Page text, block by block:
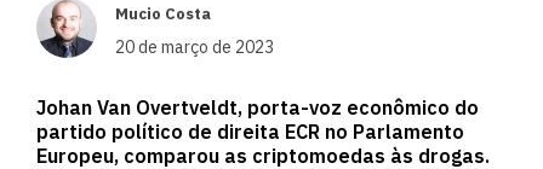
Mucio Costa
20 de março de 2023
Johan Van Overtveldt, porta-voz econômico do
partido político de direita ECR no Parlamento
Europeu, comparou as criptomoedas às drogas.